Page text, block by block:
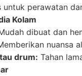
untuk perawatan
Kolam
dibuat dan
nuansa
drum: Tahan